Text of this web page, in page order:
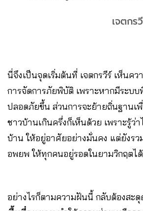
เจตกร
นี่จึงเป็นจุดเริ่มต้นที่ เจตกรวีร์ เห็นค
การจัดการภัยพิบัติ เพราะหากมีระบ
ปลอดภัยขึ้น ส่วนการจะย้ายถิ่นฐานเ
ชาวบ้านเกินครึ่งก็เห็นด้วย เพราะรู้ว่า
บ้าน ให้อยู่อาศัยอย่างมั่นคง แต่ยังรว
อพยพ ให้ทุกคนอยู่รอดในยามวิกฤตได้
อย่างไรก็ตามความฝันนี้ กลับต้องสะดุ